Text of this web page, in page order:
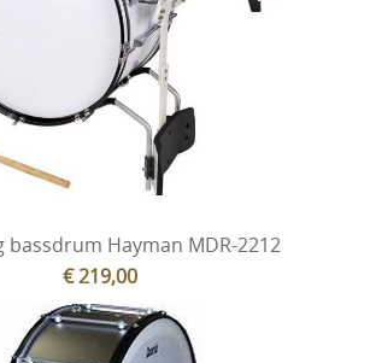
bassdrum Hayman MDR-2212
€ 219,00